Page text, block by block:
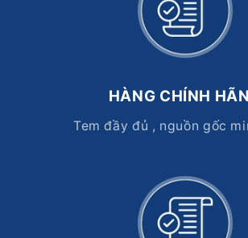
HÀNG CHÍNH
Tem đầy đủ , nguồn gốc